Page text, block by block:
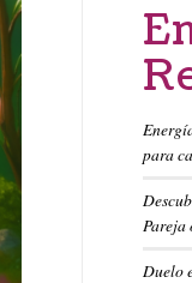
para
Pareja
Duelo